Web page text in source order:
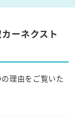
ーネクスト
理由をご覧いた